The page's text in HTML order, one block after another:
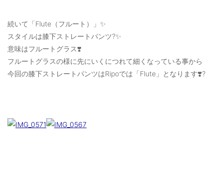
続いて「Flute（フルート）」✨
スタイルは膝下ストレートパンツ?✨
意味はフルートグラス❣️
フルートグラスの様に先にいくにつれて細くなっている事から
今回の膝下ストレートパンツはRipoでは「Flute」となります❣️?